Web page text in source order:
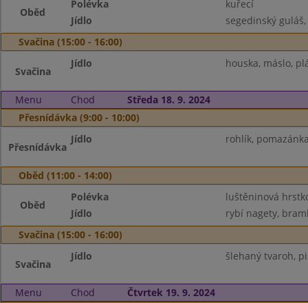
Oběd
Polévka
kuřecí
Jídlo
segedinský
Svačina (15:00 - 16:00)
Svačina
Jídlo houska, máslo,
Menu Chod
Středa 18. 9. 2024
Přesnídávka (9:00 - 10:00)
Přesnídávka
Jídlo rohlík,
Oběd (11:00 - 14:00)
Oběd
Polévka
luštěninová
Jídlo
rybí nagety,
Svačina (15:00 - 16:00)
Svačina
Jídlo šlehaný tvaroh,
Menu Chod
Čtvrtek 19. 9. 2024